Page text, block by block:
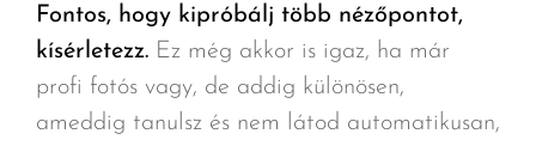
Fontos, hogy kipróbálj több nézőpontot,
kísérletezz.Ez még akkor is igaz, ha már
profi fotós vagy, de addig különösen,
ameddig tanulsz és nem látod automatikusan,